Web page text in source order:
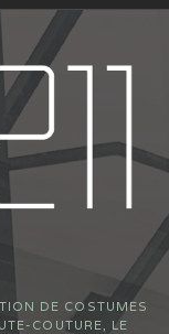
DE COSTUMES
COUTURE, LE